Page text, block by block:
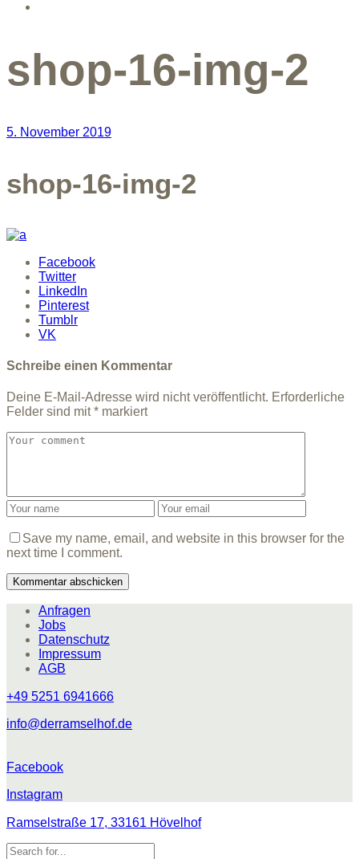
shop-16-img-2
5. November 2019
shop-16-img-2
Facebook
Twitter
LinkedIn
Pinterest
Tumblr
VK
Schreibe einen Kommentar
Deine E-Mail-Adresse wird nicht veröffentlicht. Erforderliche
Felder sind mit* markiert
Save my name, email, and website in this browser for the
next time I comment.
Anfragen
Jobs
Datenschutz
Impressum
AGB
+49 5251 6941666
info@derramselhof.de
Facebook
Instagram
Ramselstraße 17, 33161 Hövelhof